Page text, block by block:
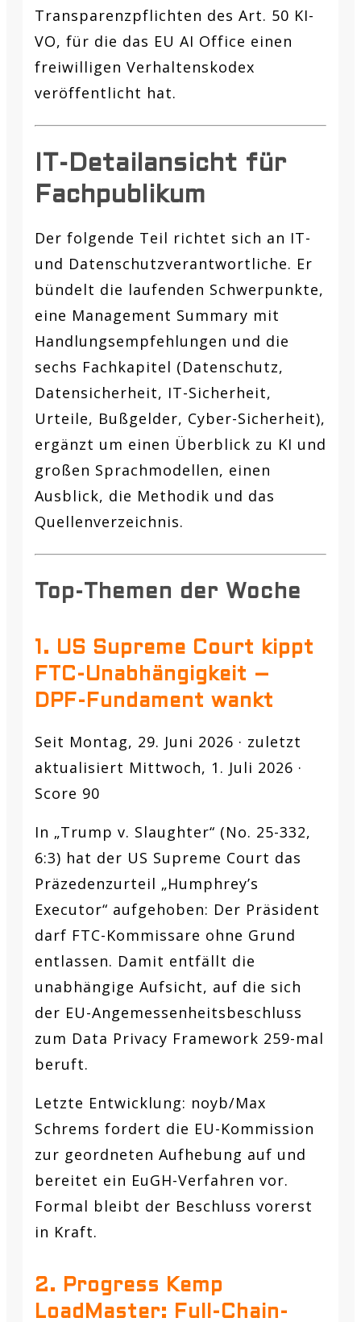
Transparenzpflichten des Art. 50 KI-
VO, für die das EU AI Office einen
freiwilligen Verhaltenskodex
veröffentlicht hat.
IT-Detailansicht für
Fachpublikum
Der folgende Teil richtet sich an IT-
und Datenschutzverantwortliche. Er
bündelt die laufenden Schwerpunkte,
eine Management Summary mit
Handlungsempfehlungen und die
sechs Fachkapitel (Datenschutz,
Datensicherheit, IT-Sicherheit,
Urteile, Bußgelder, Cyber-Sicherheit),
ergänzt um einen Überblick zu KI und
großen Sprachmodellen, einen
Ausblick, die Methodik und das
Quellenverzeichnis.
Top-Themen der Woche
1. US Supreme Court kippt
FTC-Unabhängigkeit –
DPF-Fundament wankt
Seit Montag, 29. Juni 2026 · zuletzt
aktualisiert Mittwoch, 1. Juli 2026 ·
Score 90
In „Trump v. Slaughter“ (No. 25-332,
6:3) hat der US Supreme Court das
Präzedenzurteil „Humphrey’s
Executor“ aufgehoben: Der Präsident
darf FTC-Kommissare ohne Grund
entlassen. Damit entfällt die
unabhängige Aufsicht, auf die sich
der EU-Angemessenheitsbeschluss
zum Data Privacy Framework 259-mal
beruft.
Letzte Entwicklung: noyb/Max
Schrems fordert die EU-Kommission
zur geordneten Aufhebung auf und
bereitet ein EuGH-Verfahren vor.
Formal bleibt der Beschluss vorerst
in Kraft.
2. Progress Kemp
LoadMaster: Full-Chain-